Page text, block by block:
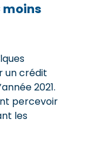
moins
un crédit
2021.
percevoir
les